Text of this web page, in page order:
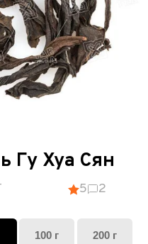
Гу Хуа Сян
5 2
100 г 200 г